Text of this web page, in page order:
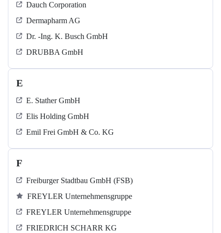
Dauch Corporation
Dermapharm AG
Dr. -Ing. K. Busch GmbH
DRUBBA GmbH
E
E. Stather GmbH
Elis Holding GmbH
Emil Frei GmbH & Co. KG
F
Freiburger Stadtbau GmbH (FSB)
FREYLER Unternehmensgruppe
FREYLER Unternehmensgruppe
FRIEDRICH SCHARR KG